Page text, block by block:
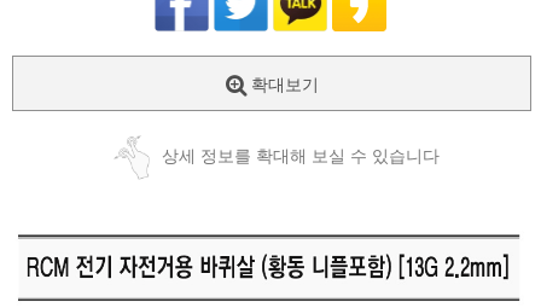
확대보기
상세 정보를 확대해 보실 수 있습니다